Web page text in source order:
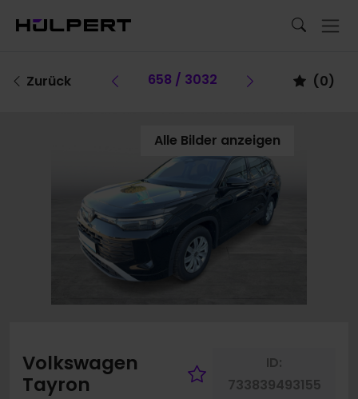
Zurück Vorheriges Fahrzeug
658 / 3032 Vorheriges
(0)
Alle Bilder anzeigen
Volkswagen
Tayron
Fahrzeug
ID:
733839493155